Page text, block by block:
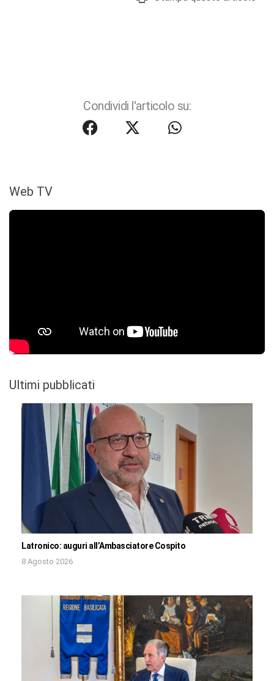
Condividi l'articolo su:
Web TV
Ultimi pubblicati
Latronico: auguri all’Ambasciatore Cospito
8 Agosto 2026